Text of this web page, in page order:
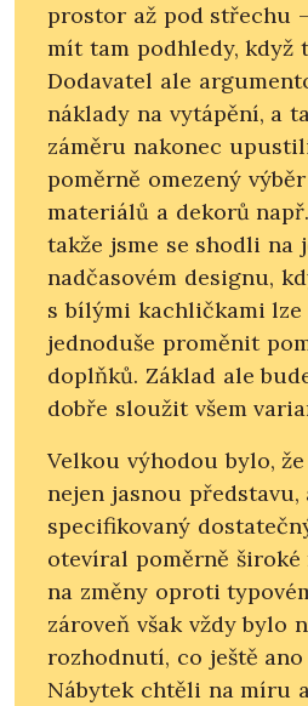
prostor až pod střechu
mít tam podhledy, když
Dodavatel ale
náklady na vytápění, a
záměru nakonec
poměrně omezený
materiálů a dekorů
takže jsme se shodli na
nadčasovém designu,
s bílými kachličkami
jednoduše proměnit
doplňků. Základ ale
dobře sloužit všem
Velkou výhodou bylo,
nejen jasnou představu,
specifikovaný
otevíral poměrně
na změny oproti
zároveň však vždy bylo
rozhodnutí, co ještě
Nábytek chtěli na míru